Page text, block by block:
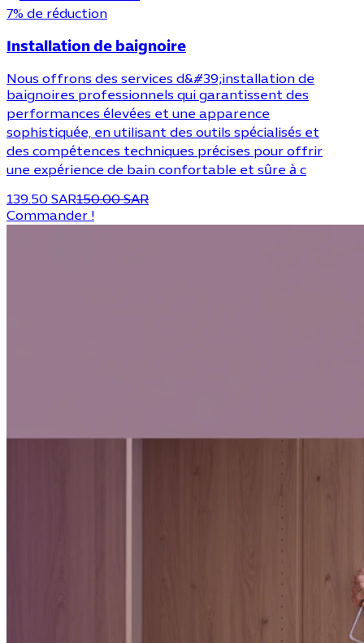
7% de réduction
Installation de baignoire
Nous offrons des services d&#39;installation de
baignoires professionnels qui garantissent des
performances élevées et une apparence
sophistiquée, en utilisant des outils spécialisés et
des compétences techniques précises pour offrir
une expérience de bain confortable et sûre à c
139.50 SAR150.00 SAR
Commander !